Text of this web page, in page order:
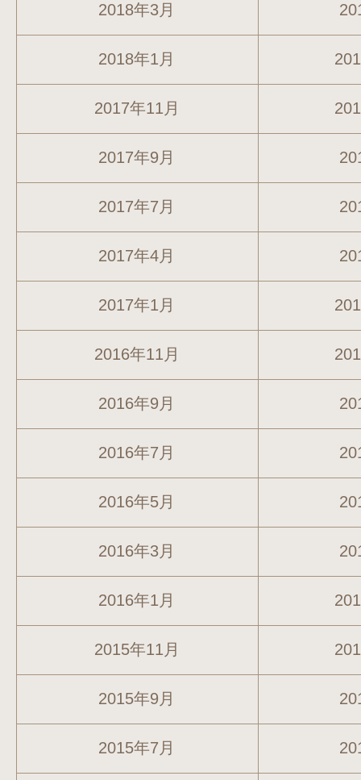
2018年3月
2018年1月
2017年11月
2017年9月
2017年7月
2017年4月
2017年1月
2016年11月
2016年9月
2016年7月
2016年5月
2016年3月
2016年1月
2015年11月
2015年9月
2015年7月